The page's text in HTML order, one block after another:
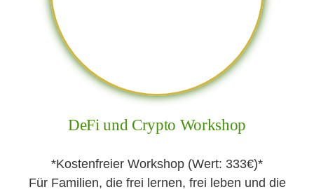
DeFi und Crypto Workshop
*Kostenfreier Workshop (Wert: 333€)*
Für Familien, die frei lernen, frei leben und die